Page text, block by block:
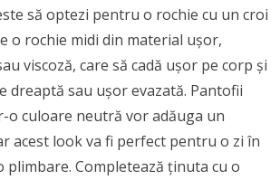
să optezi pentru o rochie cu un croi
o rochie midi din material ușor,
viscoză, care să cadă ușor pe corp și
dreaptă sau ușor evazată. Pantofii
o culoare neutră vor adăuga un
acest look va fi perfect pentru o zi în
Completează ținuta cu o